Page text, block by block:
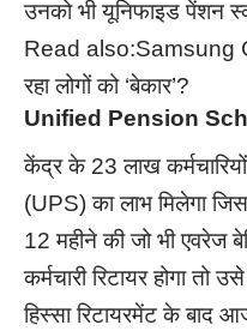
उनको भी यूनिफाइड पेंशन
Read also:Samsung
रहा लोगों को ‘बेकार’?
Unified Pension
केंद्र के 23 लाख
(UPS) का लाभ मिलेगा
12 महीने की जो भी एवरेज
कर्मचारी रिटायर होगा तो
हिस्सा रिटायरमेंट के बाद